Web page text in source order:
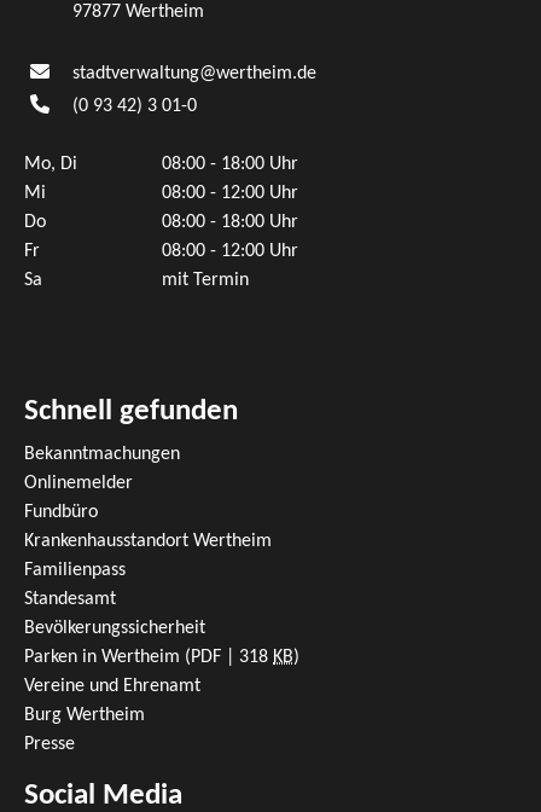
97877 Wertheim
stadtverwaltung@wertheim.de
(0 93 42) 3 01-0
Mo, Di
08:00 - 18:00 Uhr
Mi
08:00 - 12:00 Uhr
Do
08:00 - 18:00 Uhr
Fr
08:00 - 12:00 Uhr
Sa
mit Termin
Schnell gefunden
Bekanntmachungen
Onlinemelder
Fundbüro
Krankenhausstandort Wertheim
Familienpass
Standesamt
Bevölkerungssicherheit
Parken in Wertheim (PDF | 318 KB)
Vereine und Ehrenamt
Burg Wertheim
Presse
Social Media